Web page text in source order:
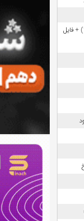
سوالات امتحان نهایی زبان انگلیسی 3 سال دوازدهم (1397 تا 1405) + فایل